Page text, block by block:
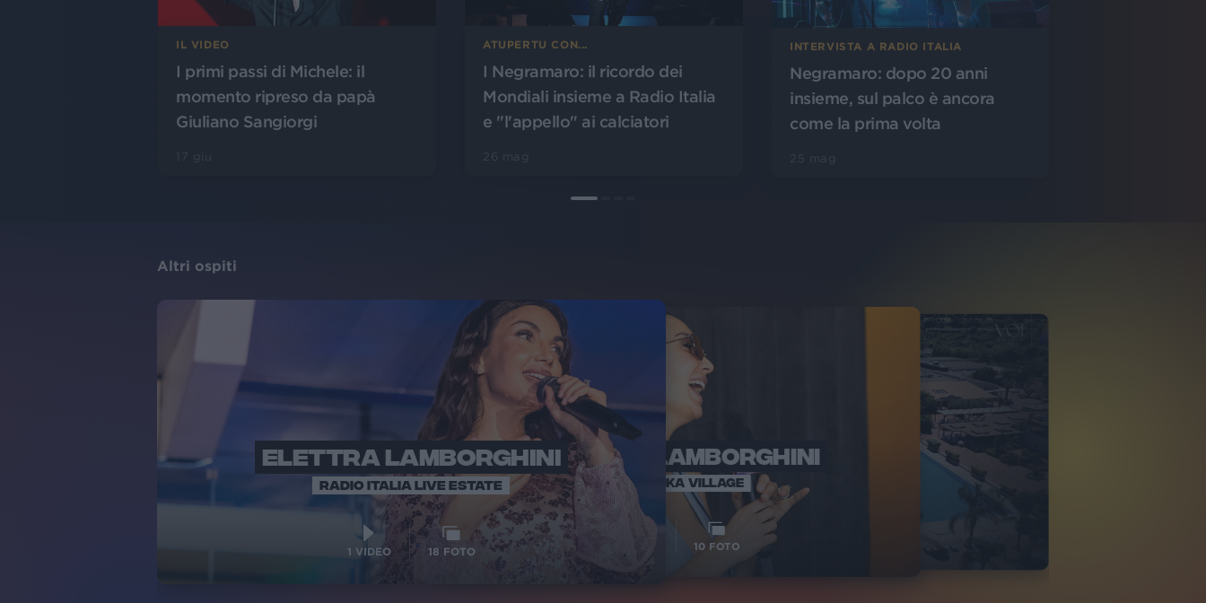
IL VIDEO
I primi passi di Michele: il
momento ripreso da papà
Giuliano Sangiorgi
ATUPERTU CON...
I Negramaro: il ricordo dei
Mondiali insieme a Radio Italia
e "l'appello" ai calciatori
INTERVISTA A RADIO ITALIA
Negramaro: dopo 20 anni
insieme, sul palco è ancora
come la prima volta
Altri ospiti
ELETTRA LAMBORGHINI
RADIO ITALIA LIVE ESTATE
1 VIDEO 18 FOTO
ELETTRA LAMBORGHINI
VOI TANKA VILLAGE
10 FOTO
RADIO ITALIA
VOI TANKA VILLAGE